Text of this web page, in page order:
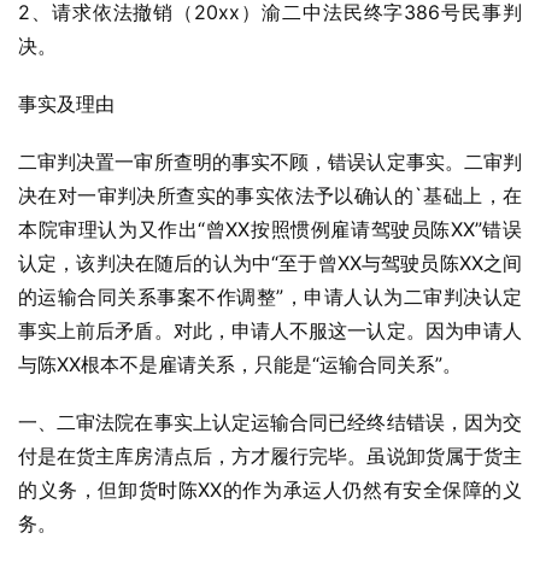
2、请求依法撤销（20xx）渝二中法民终字386号民事判
决。
事实及理由
二审判决置一审所查明的事实不顾，错误认定事实。二审判
决在对一审判决所查实的事实依法予以确认的`基础上，在
本院审理认为又作出“曾XX按照惯例雇请驾驶员陈XX”错误
认定，该判决在随后的认为中“至于曾XX与驾驶员陈XX之间
的运输合同关系事案不作调整”，申请人认为二审判决认定
事实上前后矛盾。对此，申请人不服这一认定。因为申请人
与陈XX根本不是雇请关系，只能是“运输合同关系”。
一、二审法院在事实上认定运输合同已经终结错误，因为交
付是在货主库房清点后，方才履行完毕。虽说卸货属于货主
的义务，但卸货时陈XX的作为承运人仍然有安全保障的义
务。